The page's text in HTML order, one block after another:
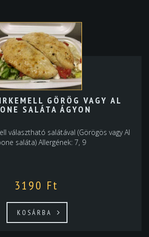
GÖRÖG VAGY AL
SALÁTA ÁGYON
választható salátával (Görögös vagy Al
saláta) Allergének: 7, 9
3190 Ft
KOSÁRBA